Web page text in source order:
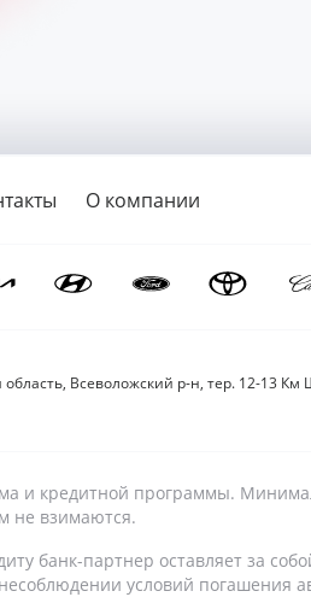
О компании
Всеволожский р-н, тер. 12-13 Км
и кредитной программы.
не взимаются.
банк-партнер оставляет за
условий погашения